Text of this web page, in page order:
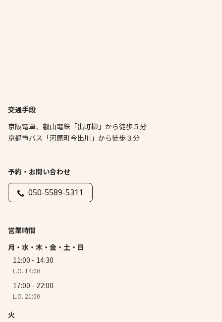
交通手段
京阪電車、叡山電鉄「出町柳」から徒歩５分
京都市バス「河原町今出川」から徒歩３分
予約・お問い合わせ
050-5589-5311
営業時間
月・水・木・金・土・日
11:00 - 14:30
L.O. 14:00
17:00 - 22:00
L.O. 21:00
火